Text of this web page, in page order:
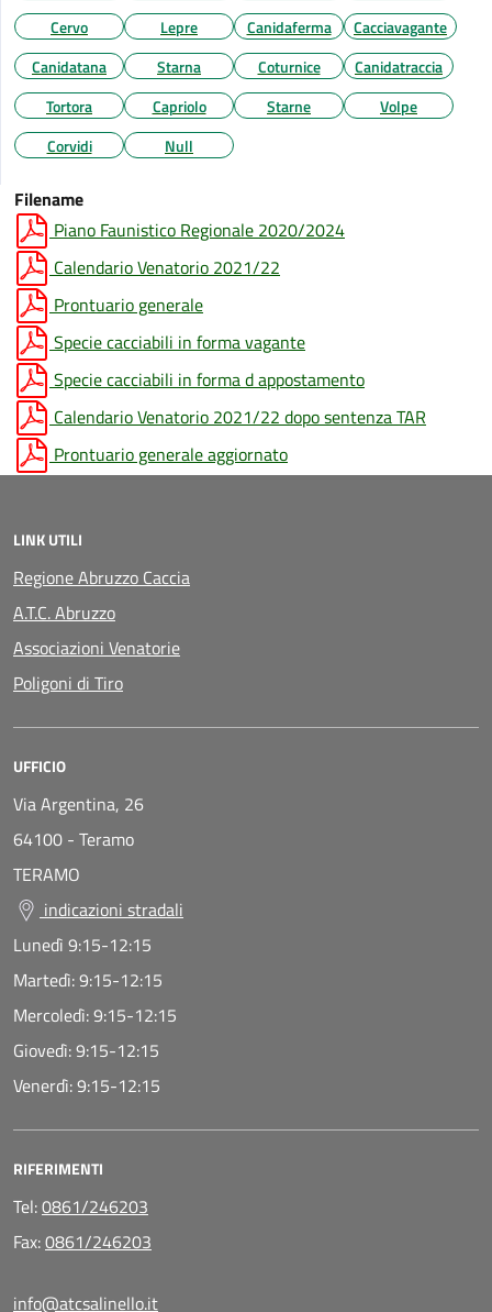
Filename
Piano Faunistico Regionale 2020/2024
Calendario Venatorio 2021/22
Prontuario generale
Specie cacciabili in forma vagante
Specie cacciabili in forma d appostamento
Calendario Venatorio 2021/22 dopo sentenza TAR
Prontuario generale aggiornato
Cervo
Lepre Canidaferma
Cacciavagante
Canidatana
Starna Coturnice
Canidatraccia
Tortora
Capriolo Starne
Volpe
Corvidi
Null
LINK UTILI
Regione Abruzzo Caccia
A.T.C. Abruzzo
Associazioni Venatorie
Poligoni di Tiro
UFFICIO
Via Argentina, 26
64100 - Teramo
TERAMO
indicazioni stradali
Lunedì 9:15-12:15
Martedì:9:15-12:15
Mercoledì:9:15-12:15
Giovedì:9:15-12:15
Venerdì:9:15-12:15
RIFERIMENTI
Tel:0861/246203
Fax:0861/246203
info@atcsalinello.it